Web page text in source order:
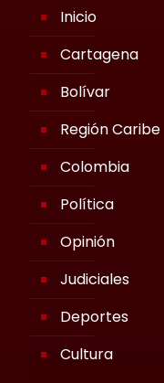
Inicio
Cartagena
Bolívar
Región Caribe
Colombia
Política
Opinión
Judiciales
Deportes
Cultura